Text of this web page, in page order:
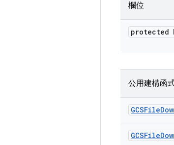
欄位
protected
公用建構函
GCSFile
GCSFile